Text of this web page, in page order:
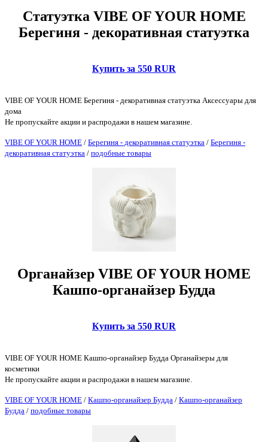
Статуэтка VIBE OF YOUR HOME
Берегиня - декоративная статуэтка
Купить за 550 RUR
VIBE OF YOUR HOME Берегиня - декоративная статуэтка Аксессуары для
дома
Не пропускайте акции и распродажи в нашем магазине.
VIBE OF YOUR HOME / Берегиня - декоративная статуэтка / Берегиня -
декоративная статуэтка / подобные товары
Органайзер VIBE OF YOUR HOME
Кашпо-органайзер Будда
Купить за 550 RUR
VIBE OF YOUR HOME Кашпо-органайзер Будда Органайзеры для
косметики
Не пропускайте акции и распродажи в нашем магазине.
VIBE OF YOUR HOME / Кашпо-органайзер Будда / Кашпо-органайзер
Будда / подобные товары